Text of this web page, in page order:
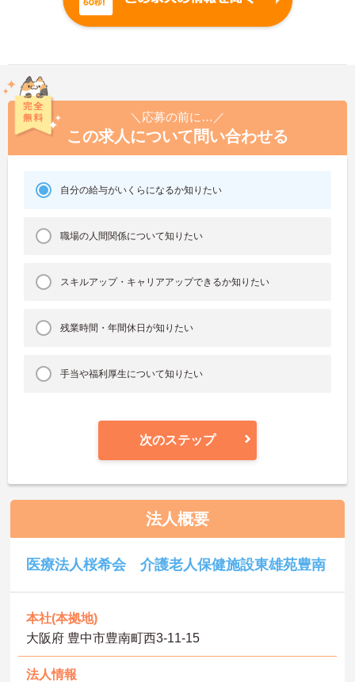
＼応募の前に…／
この求人について問い合わせる
自分の給与がいくらになるか知りたい
職場の人間関係について知りたい
スキルアップ・キャリアアップできるか知りたい
残業時間・年間休日が知りたい
手当や福利厚生について知りたい
次のステップ
法人概要
医療法人桜希会 介護老人保健施設東雄苑豊南
本社(本拠地)
大阪府 豊中市豊南町西3-11-15
法人情報